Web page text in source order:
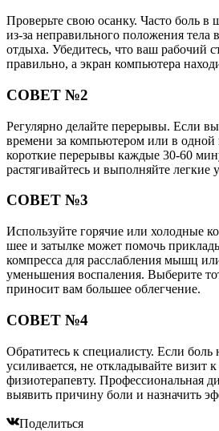
Проверьте свою осанку. Часто боль в
из-за неправильного положения тела
отдыха. Убедитесь, что ваш рабочий
правильно, а экран компьютера
СОВЕТ №2
Регулярно делайте перерывы. Если
времени за компьютером или в одной
короткие перерывы каждые 30-60
растягивайтесь и выполняйте
СОВЕТ №3
Используйте горячие или холодные
шее и затылке может помочь
компресса для расслабления мышц
уменьшения воспаления. Выберите
приносит вам большее облегчение.
СОВЕТ №4
Обратитесь к специалисту. Если боль
усиливается, не откладывайте визит
физиотерапевту. Профессиональная
выявить причину боли и назначить
Поделиться